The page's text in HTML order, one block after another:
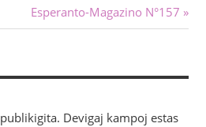
Sekva
afiŝo:
Esperanto-Magazino N°157
Devigaj kampoj estas